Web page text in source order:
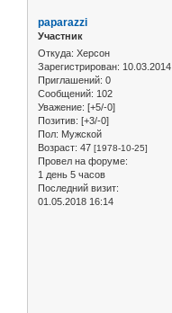
paparazzi
Участник
Откуда: Херсон
Зарегистрирован: 10.03.2014
Приглашений: 0
Сообщений: 102
Уважение: [+5/-0]
Позитив: [+3/-0]
Пол: Мужской
Возраст: 47 [1978-10-25]
Провел на форуме:
1 день 5 часов
Последний визит:
01.05.2018 16:14